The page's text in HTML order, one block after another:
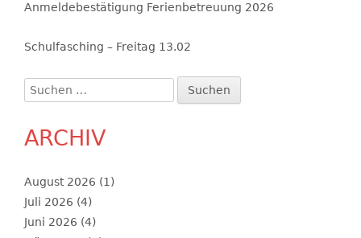
Anmeldebestätigung Ferienbetreuung 2026
Schulfasching – Freitag 13.02
Suchen
nach:
ARCHIV
August 2026 (1)
Juli 2026 (4)
Juni 2026 (4)